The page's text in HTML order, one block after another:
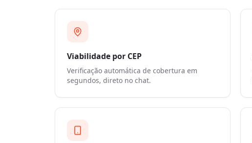
Viabilidade por CEP
Verificação automática de cobertura em
segundos, direto no chat.